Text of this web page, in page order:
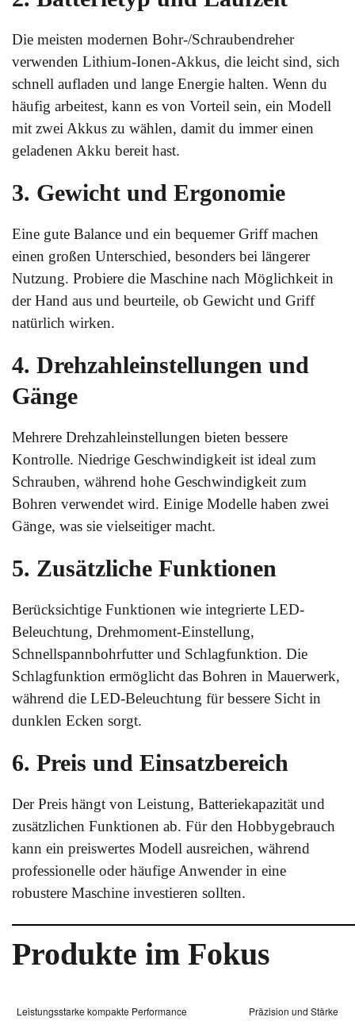
Die meisten modernen Bohr-/Schraubendreher
verwenden Lithium-Ionen-Akkus, die leicht sind, sich
schnell aufladen und lange Energie halten. Wenn du
häufig arbeitest, kann es von Vorteil sein, ein Modell
mit zwei Akkus zu wählen, damit du immer einen
geladenen Akku bereit hast.
3. Gewicht und Ergonomie
Eine gute Balance und ein bequemer Griff machen
einen großen Unterschied, besonders bei längerer
Nutzung. Probiere die Maschine nach Möglichkeit in
der Hand aus und beurteile, ob Gewicht und Griff
natürlich wirken.
4. Drehzahleinstellungen und
Gänge
Mehrere Drehzahleinstellungen bieten bessere
Kontrolle. Niedrige Geschwindigkeit ist ideal zum
Schrauben, während hohe Geschwindigkeit zum
Bohren verwendet wird. Einige Modelle haben zwei
Gänge, was sie vielseitiger macht.
5. Zusätzliche Funktionen
Berücksichtige Funktionen wie integrierte LED-
Beleuchtung, Drehmoment-Einstellung,
Schnellspannbohrfutter und Schlagfunktion. Die
Schlagfunktion ermöglicht das Bohren in Mauerwerk,
während die LED-Beleuchtung für bessere Sicht in
dunklen Ecken sorgt.
6. Preis und Einsatzbereich
Der Preis hängt von Leistung, Batteriekapazität und
zusätzlichen Funktionen ab. Für den Hobbygebrauch
kann ein preiswertes Modell ausreichen, während
professionelle oder häufige Anwender in eine
robustere Maschine investieren sollten.
Produkte im Fokus
Leistungsstarke kompakte Performance Präzision und Stärke